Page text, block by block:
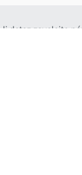
li dotaz zavolejte